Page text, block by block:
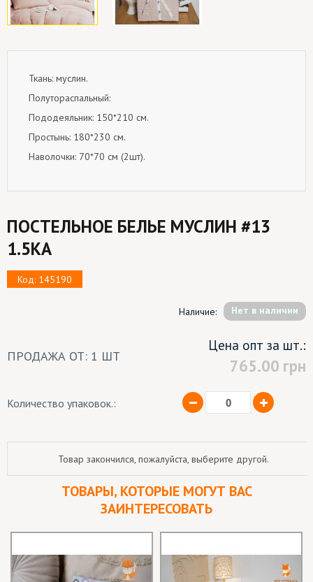
Ткань: муслин.
Полутораспальный:
Пододеяльник: 150*210 см.
Простынь: 180*230 см.
Наволочки: 70*70 см (2шт).
ПОСТЕЛЬНОЕ БЕЛЬЕ МУСЛИН #13
1.5КА
Код: 145190
Наличие: Hет в наличии
ПРОДАЖА ОТ: 1 ШТ
Цена опт за шт.:
765.00 грн
Количество упаковок.:
Товар закончился, пожалуйста, выберите другой.
ТОВАРЫ, КОТОРЫЕ МОГУТ ВАС
ЗАИНТЕРЕСОВАТЬ